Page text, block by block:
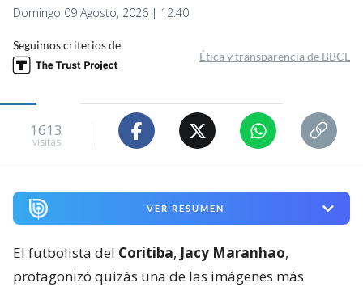
Domingo 09 Agosto, 2026 | 12:40
Seguimos criterios de
Ética y transparencia de BBCL
1613
visitas
VER RESUMEN
El futbolista del Coritiba, Jacy Maranhao,
protagonizó quizás una de las imágenes más